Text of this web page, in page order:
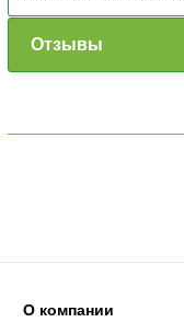
Отзывы
О компании